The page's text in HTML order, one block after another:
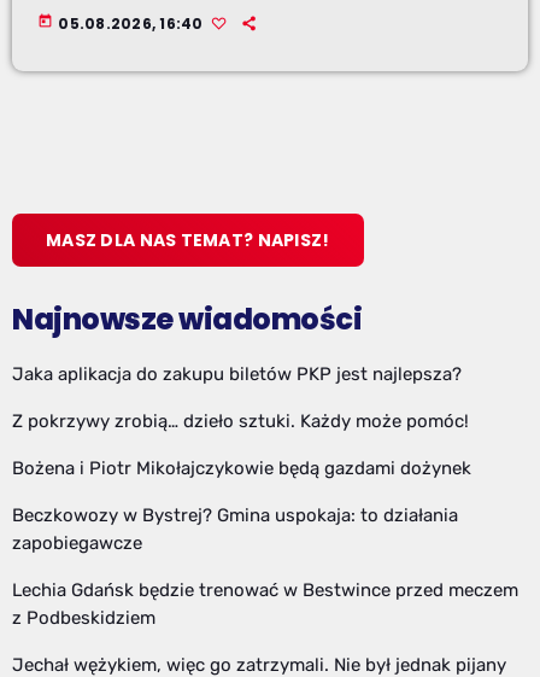
today 05.08.2026, 16:40
MASZ DLA NAS TEMAT? NAPISZ!
Najnowsze wiadomości
Jaka aplikacja do zakupu biletów PKP jest najlepsza?
Z pokrzywy zrobią… dzieło sztuki. Każdy może pomóc!
Bożena i Piotr Mikołajczykowie będą gazdami dożynek
Beczkowozy w Bystrej? Gmina uspokaja: to działania
zapobiegawcze
Lechia Gdańsk będzie trenować w Bestwince przed meczem
z Podbeskidziem
Jechał wężykiem, więc go zatrzymali. Nie był jednak pijany